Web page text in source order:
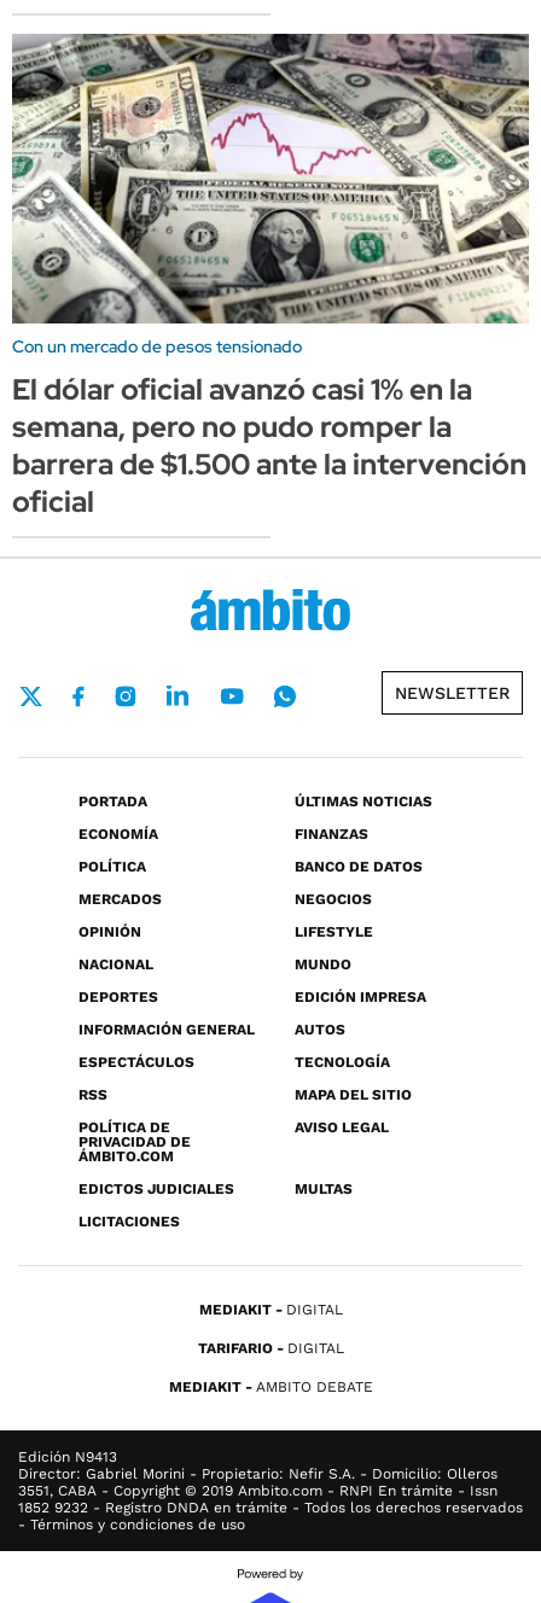
Con un mercado de pesos tensionado
El dólar oficial avanzó casi 1% en la
semana, pero no pudo romper la
barrera de $1.500 ante la intervención
oficial
NEWSLETTER
PORTADA
ÚLTIMAS NOTICIAS
ECONOMÍA
FINANZAS
POLÍTICA
BANCO DE DATOS
MERCADOS
NEGOCIOS
OPINIÓN
LIFESTYLE
NACIONAL
MUNDO
DEPORTES
EDICIÓN IMPRESA
INFORMACIÓN GENERAL
AUTOS
ESPECTÁCULOS
TECNOLOGÍA
RSS
MAPA DEL SITIO
POLÍTICA DE
PRIVACIDAD DE
ÁMBITO.COM
AVISO LEGAL
EDICTOS JUDICIALES
MULTAS
LICITACIONES
MEDIAKIT DIGITAL
TARIFARIO DIGITAL
MEDIAKIT AMBITO DEBATE
Edición N9413
Director: Gabriel Morini - Propietario: Nefir S.A. - Domicilio: Olleros
3551, CABA - Copyright © 2019 Ambito.com - RNPI En trámite - Issn
1852 9232 - Registro DNDA en trámite - Todos los derechos reservados
- Términos y condiciones de uso